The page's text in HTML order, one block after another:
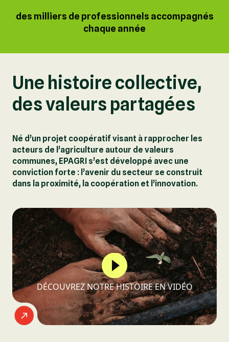
des milliers de professionnels accompagnés
chaque année
Une histoire collective,
des valeurs partagées
Né d’un projet coopératif visant à rapprocher les
acteurs de l’agriculture autour de valeurs
communes, EPAGRI s’est développé avec une
conviction forte : l’avenir du secteur se construit
dans la proximité, la coopération et l’innovation.
DÉCOUVREZ NOTRE HISTOIRE EN VIDÉO